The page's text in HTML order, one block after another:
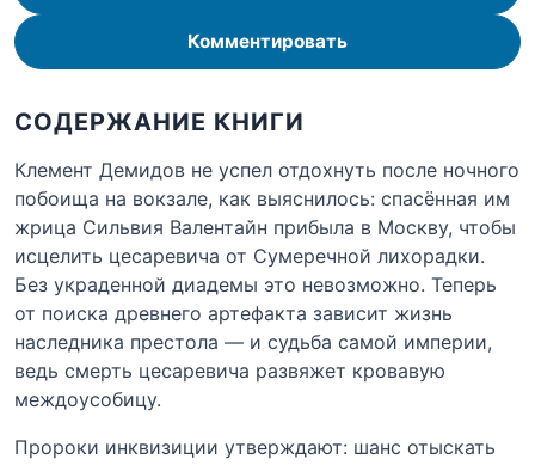
Комментировать
СОДЕРЖАНИЕ КНИГИ
Клемент Демидов не успел отдохнуть после ночного
побоища на вокзале, как выяснилось: спасённая им
жрица Сильвия Валентайн прибыла в Москву, чтобы
исцелить цесаревича от Сумеречной лихорадки.
Без украденной диадемы это невозможно. Теперь
от поиска древнего артефакта зависит жизнь
наследника престола — и судьба самой империи,
ведь смерть цесаревича развяжет кровавую
междоусобицу.
Пророки инквизиции утверждают: шанс отыскать